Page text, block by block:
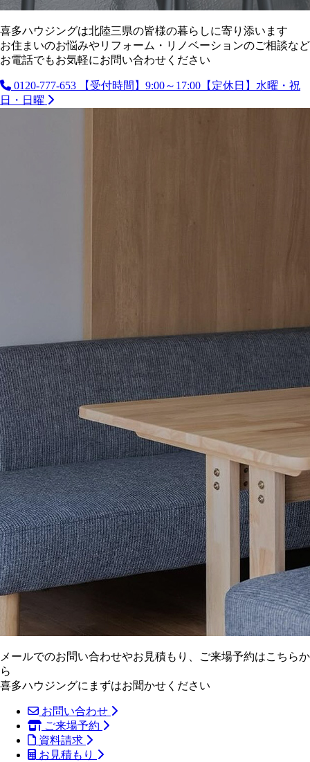
喜多ハウジングは北陸三県の皆様の暮らしに寄り添います
お住まいのお悩みやリフォーム・リノベーションのご相談など
お電話でもお気軽にお問い合わせください
0120-777-653
【受付時間】9:00～17:00【定休日】水曜・祝
日・日曜
メールでのお問い合わせやお見積もり、ご来場予約はこちらか
ら
喜多ハウジングにまずはお聞かせください
お問い合わせ
ご来場予約
資料請求
お見積もり